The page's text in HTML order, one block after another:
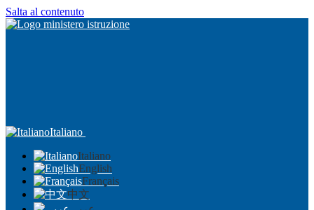
Salta al contenuto
Italiano
Italiano
English
Français
中文